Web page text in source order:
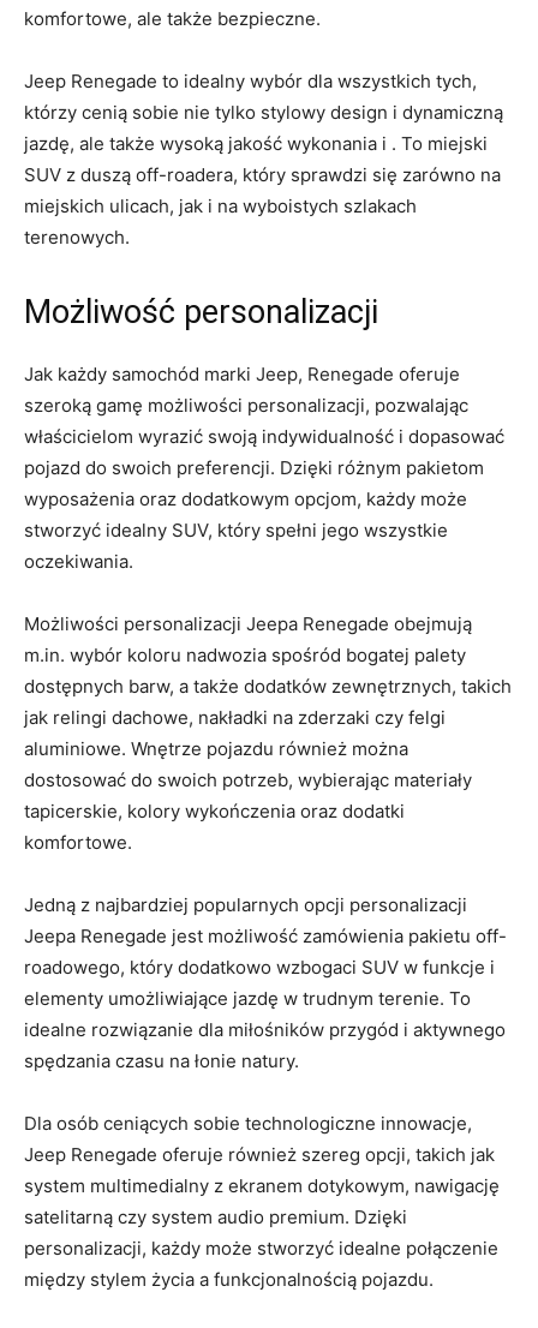
komfortowe, ale także bezpieczne.
Jeep Renegade to ⁣idealny wybór dla wszystkich tych,
którzy​ cenią sobie nie tylko stylowy design i dynamiczną
jazdę, ale także wysoką jakość ⁢wykonania i​ . To miejski
SUV z⁣ duszą off-roadera, który sprawdzi się zarówno na
miejskich ulicach, jak i​ na wyboistych szlakach
⁤terenowych.
Możliwość personalizacji
Jak każdy‌ samochód⁢ marki Jeep,‌ Renegade oferuje
szeroką‍ gamę możliwości personalizacji, pozwalając
właścicielom ⁣wyrazić swoją indywidualność i dopasować
pojazd do swoich preferencji. Dzięki ⁣różnym ⁤pakietom
⁣wyposażenia oraz dodatkowym opcjom, każdy może
stworzyć idealny SUV, który spełni jego wszystkie
oczekiwania.
Możliwości personalizacji Jeepa ⁤Renegade obejmują
m.in.⁤ wybór koloru nadwozia spośród bogatej palety
⁣dostępnych barw, a także dodatków zewnętrznych, ⁣takich
jak relingi dachowe, ​nakładki na zderzaki czy felgi
aluminiowe. Wnętrze pojazdu również można
dostosować do swoich potrzeb,⁢ wybierając materiały
tapicerskie, kolory wykończenia oraz‍ dodatki
komfortowe.
Jedną z najbardziej popularnych opcji personalizacji
Jeepa Renegade jest możliwość ⁢zamówienia pakietu off-
roadowego, który ​dodatkowo wzbogaci SUV ​w funkcje ⁢i
elementy umożliwiające jazdę w trudnym terenie. To⁤
idealne rozwiązanie dla miłośników przygód i ⁣aktywnego
spędzania czasu na łonie natury.
Dla ‌osób ceniących‍ sobie technologiczne ​innowacje,
Jeep Renegade​ oferuje również szereg ‌opcji, takich‌ jak
system multimedialny z ekranem dotykowym, nawigację
satelitarną czy system‌ audio premium. Dzięki
personalizacji, każdy może​ stworzyć idealne połączenie
między stylem życia a funkcjonalnością pojazdu.